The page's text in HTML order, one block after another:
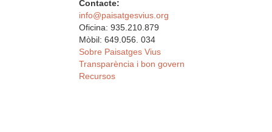
Contacte:
info@paisatgesvius.org
Oficina: 935.210.879
Mòbil: 649.056. 034
Sobre Paisatges Vius
Transparència i bon govern
Recursos